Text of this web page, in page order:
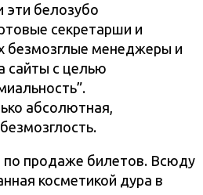
эти белозубо
секретарши и
безмозглые менеджеры и
сайты с целью
абсолютная,
по продаже билетов. Всюду
косметикой дура в